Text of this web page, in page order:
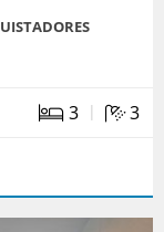
3 | 3